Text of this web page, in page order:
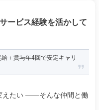
ービス経験を活かして
＋賞与年4回で安定キャリ
えたい ――そんな仲間と働